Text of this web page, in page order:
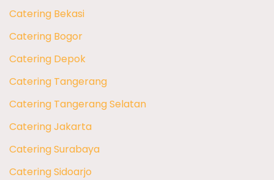
Catering Bekasi
Catering Bogor
Catering Depok
Catering Tangerang
Catering Tangerang Selatan
Catering Jakarta
Catering Surabaya
Catering Sidoarjo